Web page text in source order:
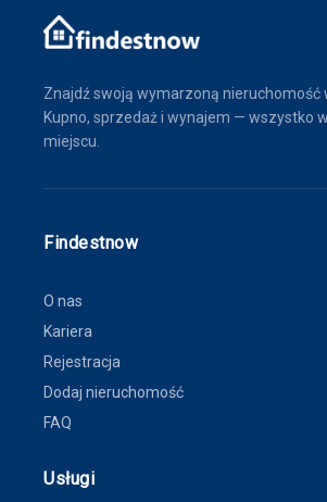
Znajdź swoją wymarzoną nieruchomość
Kupno, sprzedaż i wynajem — wszystko
miejscu.
Findestnow
O nas
Kariera
Rejestracja
Dodaj nieruchomość
FAQ
Usługi